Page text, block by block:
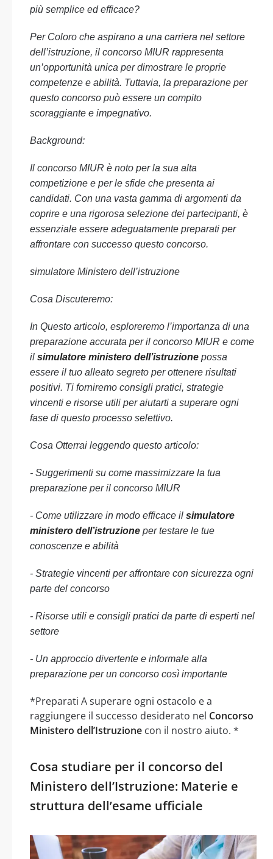
più semplice ed efficace?
Per Coloro che aspirano a una carriera nel settore
dell’istruzione, il concorso MIUR rappresenta
un’opportunità unica per dimostrare le proprie
competenze e abilità. Tuttavia, la preparazione per
questo concorso può essere un compito
scoraggiante e impegnativo.
Background:
Il concorso MIUR è noto per la sua alta
competizione e per le sfide che presenta ai
candidati. Con una vasta gamma di argomenti da
coprire e una rigorosa selezione dei partecipanti, è
essenziale essere adeguatamente preparati per
affrontare con successo questo concorso.
simulatore Ministero dell’istruzione
Cosa Discuteremo:
In Questo articolo, esploreremo l’importanza di una
preparazione accurata per il concorso MIUR e come
il simulatore ministero dell’istruzione possa
essere il tuo alleato segreto per ottenere risultati
positivi. Ti forniremo consigli pratici, strategie
vincenti e risorse utili per aiutarti a superare ogni
fase di questo processo selettivo.
Cosa Otterrai leggendo questo articolo:
- Suggerimenti su come massimizzare la tua
preparazione per il concorso MIUR
- Come utilizzare in modo efficace il simulatore
ministero dell’istruzione per testare le tue
conoscenze e abilità
- Strategie vincenti per affrontare con sicurezza ogni
parte del concorso
- Risorse utili e consigli pratici da parte di esperti nel
settore
- Un approccio divertente e informale alla
preparazione per un concorso così importante
*Preparati A superare ogni ostacolo e a
raggiungere il successo desiderato nel Concorso
Ministero dell’Istruzione con il nostro aiuto. *
Cosa studiare per il concorso del
Ministero dell’Istruzione: Materie e
struttura dell’esame ufficiale